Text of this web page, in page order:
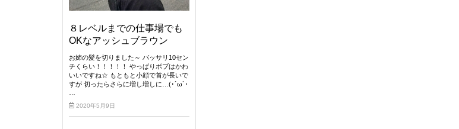
８レベルまでの仕事場でも
OKなアッシュブラウン
お姉の髪を切りました～ バッサリ10セン
チくらい！！！！！ やっぱりボブはかわ
いいですね☆ もともと小顔で首が長いで
すが 切ったらさらに増し増しに…(･´ω`･
2020年5月9日